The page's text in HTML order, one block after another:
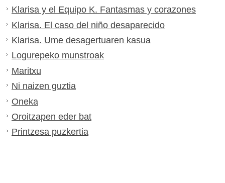
Klarisa y el Equipo K. Fantasmas y corazones
Klarisa. El caso del niño desaparecido
Klarisa. Ume desagertuaren kasua
Logurepeko munstroak
Maritxu
Ni naizen guztia
Oneka
Oroitzapen eder bat
Printzesa puzkertia